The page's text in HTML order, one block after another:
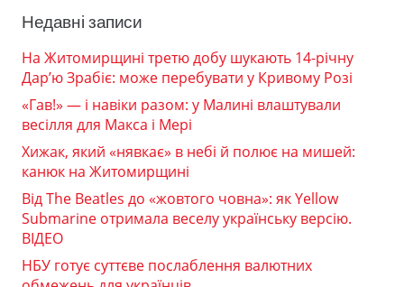
Недавні записи
На Житомирщині третю добу шукають 14-річну
Дар’ю Зрабіє: може перебувати у Кривому Розі
«Гав!» — і навіки разом: у Малині влаштували
весілля для Макса і Мері
Хижак, який «нявкає» в небі й полює на мишей:
канюк на Житомирщині
Від The Beatles до «жовтого човна»: як Yellow
Submarine отримала веселу українську версію.
ВІДЕО
НБУ готує суттєве послаблення валютних